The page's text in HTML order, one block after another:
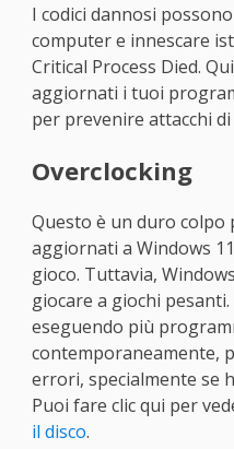
I codici dannosi
computer e innescare
Critical Process Died.
aggiornati i tuoi
per prevenire attacchi di
Overclocking
Questo è un duro colpo
aggiornati a Windows
gioco. Tuttavia,
giocare a giochi
eseguendo più
contemporaneamente,
errori, specialmente se
Puoi fare clic qui per
il disco.